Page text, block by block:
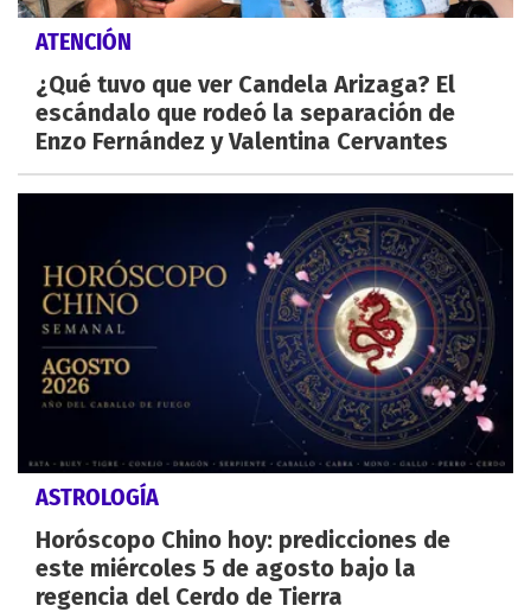
ATENCIÓN
¿Qué tuvo que ver Candela Arizaga? El
escándalo que rodeó la separación de
Enzo Fernández y Valentina Cervantes
ASTROLOGÍA
Horóscopo Chino hoy: predicciones de
este miércoles 5 de agosto bajo la
regencia del Cerdo de Tierra